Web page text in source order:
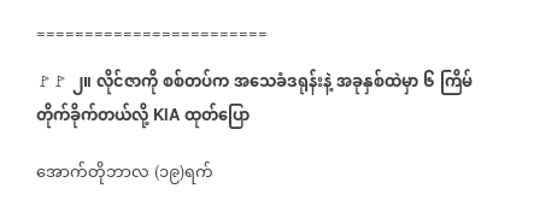
========================
🚩🚩 ⁨⁨⁨⁨⁨⁨⁨⁨⁨⁨⁨⁨⁨ ၂။လိုင်ဇာကိုစစ်တပ်ကအသေခံဒရုန်းနဲ့အခုနှစ်ထဲမှာ၆ ကြိမ်
တိုက်ခိုက်တယ်လို့ KIA ထုတ်ပြော
အောက်တိုဘာလ (၁၉)ရက်